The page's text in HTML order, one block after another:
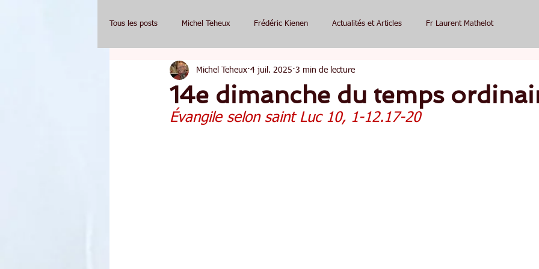
Tous les posts Michel Teheux Frédéric Kienen Actualités et Articles Fr Laurent Mathelot
14e dimanche du temps
Michel Teheux 4 juil. 2025 3 min de lecture
Évangile selon saint Luc 10, 1-12.17-20